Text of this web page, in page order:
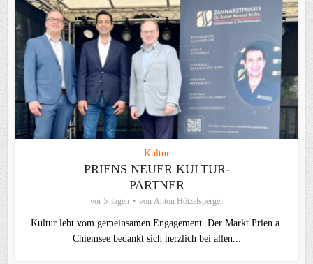
Kultur
PRIENS NEUER KULTUR-
PARTNER
vor 5 Tagen von Anton Hötzelsperger
Kultur lebt vom gemeinsamen Engagement. Der Markt Prien a.
Chiemsee bedankt sich herzlich bei allen...